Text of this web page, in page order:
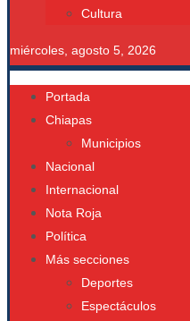
Cultura
miércoles, agosto 5, 2026
Portada
Chiapas
Municipios
Nacional
Internacional
Nota Roja
Política
Más secciones
Deportes
Espectáculos